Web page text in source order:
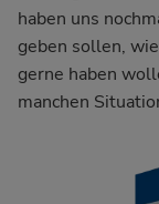
haben uns
geben sollen,
gerne haben
manchen